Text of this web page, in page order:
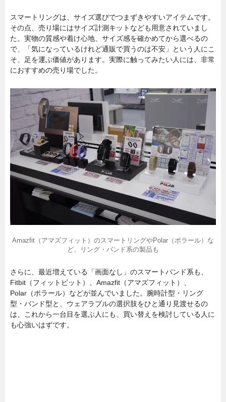
スマートリングは、サイズ選びでつまずきやすいアイテムです。
その点、売り場にはサイズ計測キットなども用意されていまし
た。実物の質感や着け心地、サイズ感を確かめてから選べるの
で、「気になっているけれど通販で買うのは不安」という人にこ
そ、足を運ぶ価値があります。実際に触ってみたい人には、非常
におすすめの売り場でした。
Amazfit（アマズフィット）のスマートリングやPolar（ポラール）な
ど、リング・バンド系の製品も
さらに、最近増えている「画面なし」のスマートバンド系も、
Fitbit（フィットビット）、Amazfit（アマズフィット）、
Polar（ポラール）などが並んでいました。腕時計型・リング
型・バンド型と、ウェアラブルの選択肢をひと通り見渡せるの
は、これから一台目を選ぶ人にも、買い替えを検討している人に
も心強いはずです。